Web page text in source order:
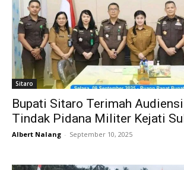
Sitaro
Bupati Sitaro Terimah
Tindak Pidana Militer Kejati
Albert Nalang - September 10, 2025